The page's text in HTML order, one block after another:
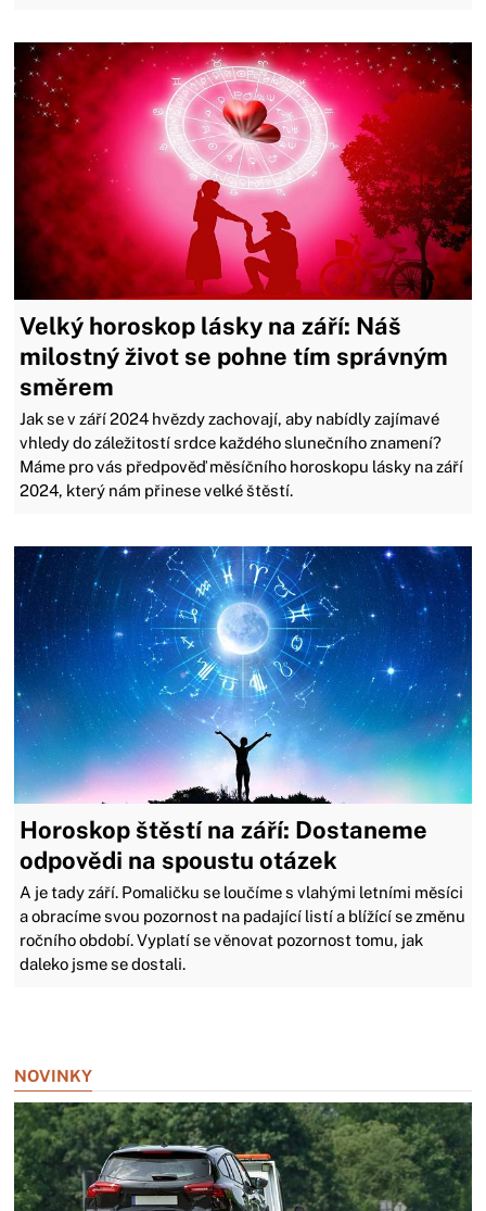
Velký horoskop lásky na září: Náš
milostný život se pohne tím správným
směrem
Jak se v září 2024 hvězdy zachovají, aby nabídly zajímavé
vhledy do záležitostí srdce každého slunečního znamení?
Máme pro vás předpověď měsíčního horoskopu lásky na září
2024, který nám přinese velké štěstí.
Horoskop štěstí na září: Dostaneme
odpovědi na spoustu otázek
A je tady září. Pomaličku se loučíme s vlahými letními měsíci
a obracíme svou pozornost na padající listí a blížící se změnu
ročního období. Vyplatí se věnovat pozornost tomu, jak
daleko jsme se dostali.
NOVINKY